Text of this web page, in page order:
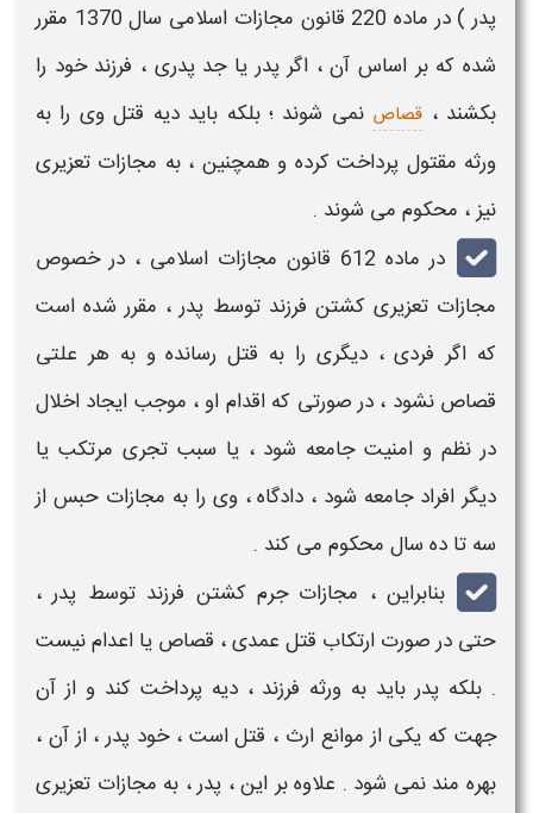
پدر ) در ماده 220 قانون
مجازات
اسلامی سال 1370 مقرر
شده که بر اساس آن ، اگر پدر یا جد پدری ، فرزند خود را
بکشند، قصاص نمی شوند ؛ بلکه بایددیه قتلوی را به
ورثه مقتول پرداخت کرده و همچنین ، به مجازات تعزیری
نیز ، محکوم می شوند .
در ماده 612 قانون
مجازات اسلامی ، در خصوص
مجازات تعزیری کشتن فرزند توسط پدر ، مقرر شده است
که اگر فردی ، دیگری را به قتل رسانده و به هر علتی
قصاص نشود ، در صورتی که اقدام او ، موجب ایجاد اخلال
در نظم و امنیت جامعه شود ، یا سبب تجری مرتکب یا
دیگر افراد جامعه شود ، دادگاه ، وی را به مجازاتحبس از
سه تا ده سال محکوم می کند .
بنابراین ، مجازات جرم کشتن فرزند توسط پدر،
حتی در صورت ارتکاب قتل عمدی، قصاص یا اعدام نیست
. بلکه پدر باید به ورثه فرزند ، دیه پرداخت کند و از آن
جهت که یکی از موانع ارث ، قتلاست ، خود پدر ، از آن ،
بهره مند نمی شود . علاوه بر این ، پدر، به مجازات تعزیری